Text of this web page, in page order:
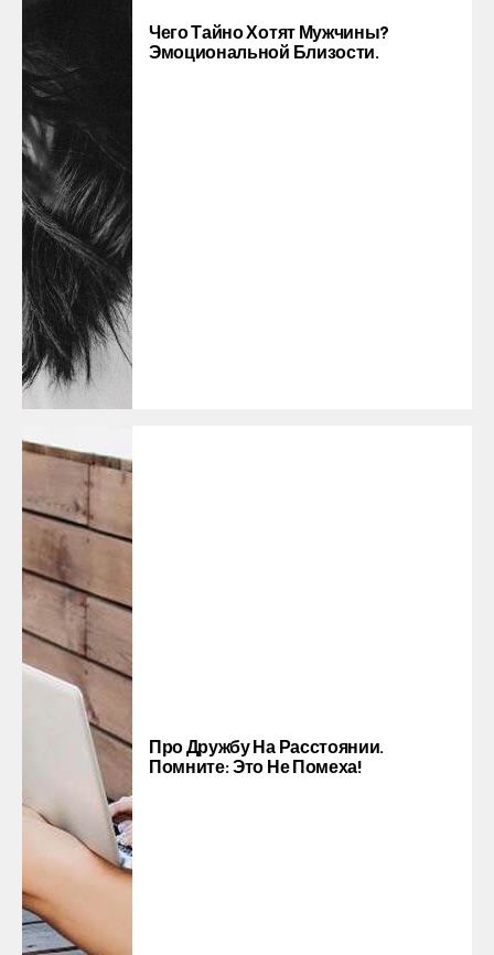
Чего Тайно Хотят Мужчины?
Эмоциональной Близости.
Про Дружбу На Расстоянии.
Помните: Это Не Помеха!